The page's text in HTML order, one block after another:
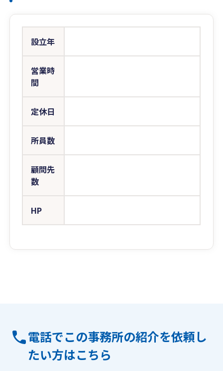
設立年
営業時
間
定休日
所員数
顧問先
数
HP
電話でこの事務所の紹介を依頼し
たい方はこちら